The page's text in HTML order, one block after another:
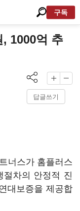
구독
1000억 추
답글쓰기
너스가 홈플러스
절차의 안정적 진
대보증을 제공합